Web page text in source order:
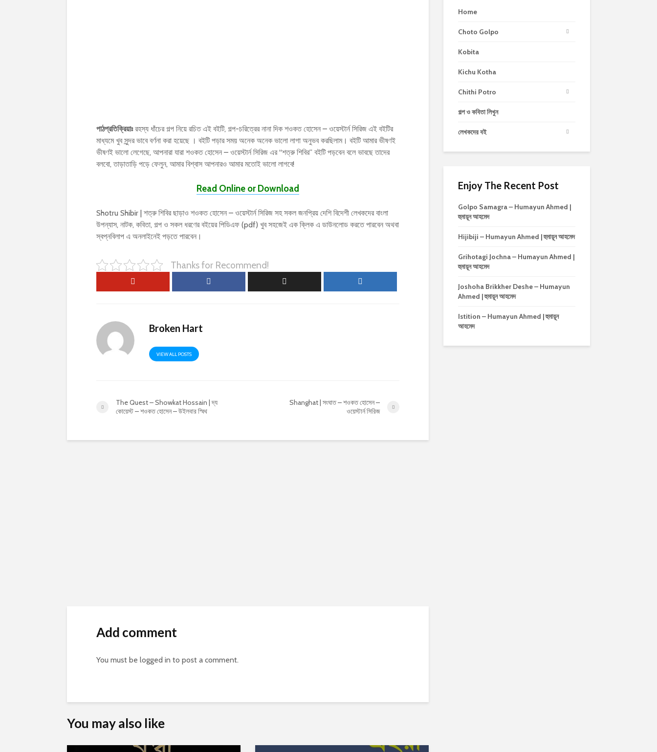
পাঠপ্রতিক্রিয়াঃরহস্য ধাঁচের গল্প নিয়ে রচিত এই বইটি, গল্প-চরিত্রের নানা দিক শওকত হোসেন – ওয়েস্টার্ন সিরিজ এই বইটির
মাধ্যমে খুব সুন্দর ভাবে বর্ণনা করা হয়েছে । বইটি পড়ার সময় অনেক অনেক ভালো লাগা অনুভব করছিলাম। বইটি আমার ভীষণই
ভীষণই ভালো লেগেছে, আপনারা যারা শওকত হোসেন – ওয়েস্টার্ন সিরিজ এর “শত্রু শিবির” বইটি পড়বেন বলে ভাবছে তাদের
বলবো, তাড়াতাড়ি পড়ে ফেলুন, আমার বিশ্বাস আপনারও আমার মতোই ভালো লাগবে!
Read Online or Download
Shotru Shibir | শত্রু শিবির ছাড়াও শওকত হোসেন – ওয়েস্টার্ন সিরিজ সহ সকল জনপ্রিয় দেশি বিদেশী লেখকদের বাংলা
উপন্যাস, নাটক, কবিতা, গল্প ও সকল ধরণের বইয়ের পিডিএফ (pdf) খুব সহজেই এক ক্লিক এ ডাউনলোড করতে পারবেন অথবা
স্বপ্নবিলাপ এ অনলাইনেই পড়তে পারবেন।
Thanks for Recommend!
Broken Hart
VIEW ALL POSTS
The Quest – Showkat Hossain | দ্য
কোয়েস্ট – শওকত হোসেন – উইলবার স্মিথ
Shanghat | সংঘাত – শওকত হোসেন –
ওয়েস্টার্ন সিরিজ
Add comment
You must be logged in to post a comment.
You may also like
Home
Choto Golpo
Kobita
Kichu Kotha
Chithi Potro
গল্প ও কবিতা লিখুন
লেখকদের বই
Enjoy The Recent Post
Golpo Samagra – Humayun Ahmed |
হুমায়ূন আহমেদ
Hijibiji – Humayun Ahmed | হুমায়ূন আহমেদ
Grihotagi Jochna – Humayun Ahmed |
হুমায়ূন আহমেদ
Joshoha Brikkher Deshe – Humayun
Ahmed | হুমায়ূন আহমেদ
Istition – Humayun Ahmed | হুমায়ূন
আহমেদ